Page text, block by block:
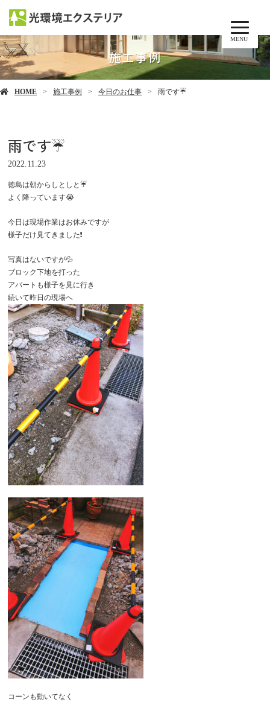
MENU
施工事例
HOME 施工事例 今日のお仕事 雨です☔️
雨です☔️
2022.11.23
徳島は朝からしとしと☔️
よく降っています😭
今日は現場作業はお休みですが
様子だけ見てきました❗️
写真はないですが💦
ブロック下地を打った
アパートも様子を見に行き
続いて昨日の現場へ
コーンも動いてなく